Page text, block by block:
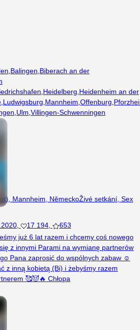
,Balingen,Biberach an der
,Heidelberg,Heidenheim an der
,Ludwigsburg,Mannheim,Offenburg,
,Ulm,Villingen-Schwenningen
Mannheim, NěmeckoŽivé setkání, Sex
, 17 194,
653
już 6 lat razem i chcemy coś nowego
z innymi Parami na wymianę partnerów
Pana zaprosić do wspólnych zabaw ☺️
z inną kobietą (Bi) i żebyśmy razem
🥰😈🔥 Chłopa